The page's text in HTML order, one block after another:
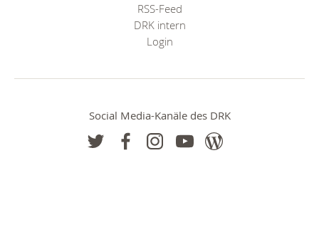
RSS-Feed
DRK intern
Login
Social Media-Kanäle des DRK